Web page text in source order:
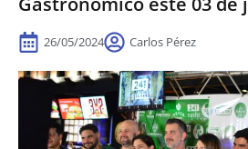
26/05/2024 Carlos Pérez